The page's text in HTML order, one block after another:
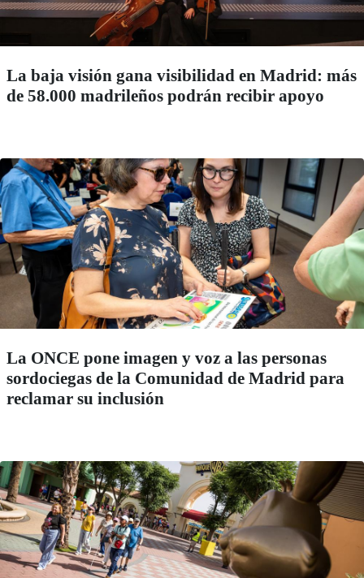
La baja visión gana visibilidad en Madrid: más
de 58.000 madrileños podrán recibir apoyo
La ONCE pone imagen y voz a las personas
sordociegas de la Comunidad de Madrid para
reclamar su inclusión